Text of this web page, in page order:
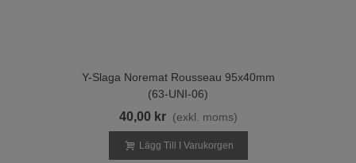
Y-Slaga Noremat Rousseau 95x40mm
(63-UNI-06)
40,00 kr (exkl. moms)
Lägg Till I Varukorgen